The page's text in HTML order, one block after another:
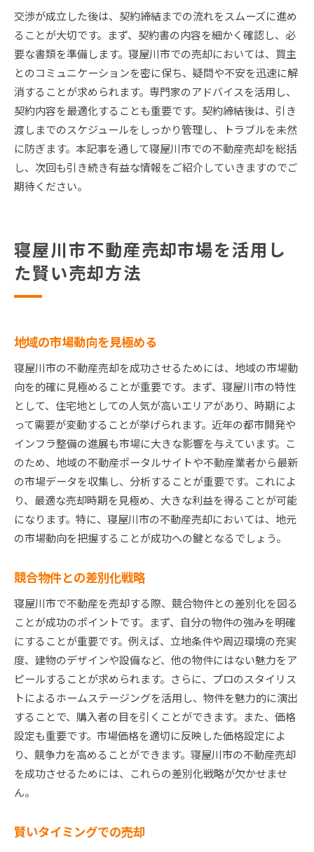
交渉が成立した後は、契約締結までの流れをスムーズに進め
ることが大切です。まず、契約書の内容を細かく確認し、必
要な書類を準備します。寝屋川市での売却においては、買主
とのコミュニケーションを密に保ち、疑問や不安を迅速に解
消することが求められます。専門家のアドバイスを活用し、
契約内容を最適化することも重要です。契約締結後は、引き
渡しまでのスケジュールをしっかり管理し、トラブルを未然
に防ぎます。本記事を通して寝屋川市での不動産売却を総括
し、次回も引き続き有益な情報をご紹介していきますのでご
期待ください。
寝屋川市不動産売却市場を活用し
た賢い売却方法
地域の市場動向を見極める
寝屋川市の不動産売却を成功させるためには、地域の市場動
向を的確に見極めることが重要です。まず、寝屋川市の特性
として、住宅地としての人気が高いエリアがあり、時期によ
って需要が変動することが挙げられます。近年の都市開発や
インフラ整備の進展も市場に大きな影響を与えています。こ
のため、地域の不動産ポータルサイトや不動産業者から最新
の市場データを収集し、分析することが重要です。これによ
り、最適な売却時期を見極め、大きな利益を得ることが可能
になります。特に、寝屋川市の不動産売却においては、地元
の市場動向を把握することが成功への鍵となるでしょう。
競合物件との差別化戦略
寝屋川市で不動産を売却する際、競合物件との差別化を図る
ことが成功のポイントです。まず、自分の物件の強みを明確
にすることが重要です。例えば、立地条件や周辺環境の充実
度、建物のデザインや設備など、他の物件にはない魅力をア
ピールすることが求められます。さらに、プロのスタイリス
トによるホームステージングを活用し、物件を魅力的に演出
することで、購入者の目を引くことができます。また、価格
設定も重要です。市場価格を適切に反映した価格設定によ
り、競争力を高めることができます。寝屋川市の不動産売却
を成功させるためには、これらの差別化戦略が欠かせませ
ん。
賢いタイミングでの売却